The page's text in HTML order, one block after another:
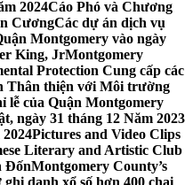
2024Cáo Phó và Chương
CươngCác dự án dịch vụ
Montgomery vào ngày
King, JrMontgomery
Protection Cung cấp các
Thân thiện với Môi trường
lễ của Quận Montgomery
ngày 31 tháng 12 Năm 2023
Pictures and Video Clips
Literary and Artistic Club
ĐốnMontgomery County’s
ghi danh xổ số hơn 400 chai